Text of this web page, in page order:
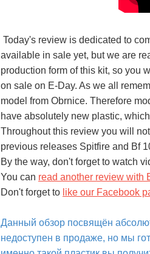
Today's review is dedicated to
available in sale yet, but we are
production form of this kit, so you
on sale on E-Day. As we all
model from Obrnice. Therefore
have absolutely new plastic,
Throughout this review you will
previous releases Spitfire and Bf
By the way, don't forget to watch
You can read another review with
Don't forget to like our Facebook
Данный обзор посвящён
недоступен в продаже, но мы